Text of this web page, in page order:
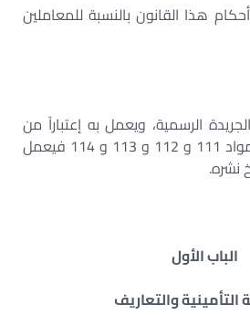
هذا القانون بالنسبة للمعاملين
الرسمية، ويعمل به إعتباراً من
1/1/2020 فيما عدا المواد 111 و 112 و 113 و 114 فيعمل
نشره.
الباب الأول
التأمينية والتعاريف